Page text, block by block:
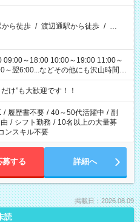
から徒歩 / 渡辺通駅から徒歩 / …
～18:00 10:00～19:00 11:00～
談ください！
け”も大歓迎です！！
/ 履歴書不要 / 40～50代活躍中 / 副
/ シフト勤務 / 10名以上の大量募
ンスキル不要
募する 詳細へ
掲載日：2026.08.09
読